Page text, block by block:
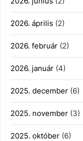
2026. április (2)
2026. február (2)
2026. január (4)
2025. december (6)
2025. november (3)
2025. október (6)